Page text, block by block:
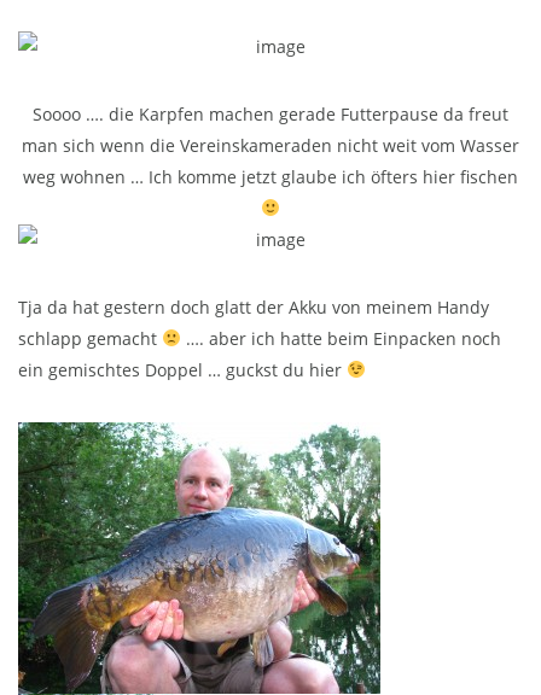
Soooo …. die Karpfen machen gerade Futterpause da freut
man sich wenn die Vereinskameraden nicht weit vom Wasser
weg wohnen … Ich komme jetzt glaube ich öfters hier fischen
Tja da hat gestern doch glatt der Akku von meinem Handy
schlapp gemacht
…. aber ich hatte beim Einpacken noch
ein gemischtes Doppel … guckst du hier